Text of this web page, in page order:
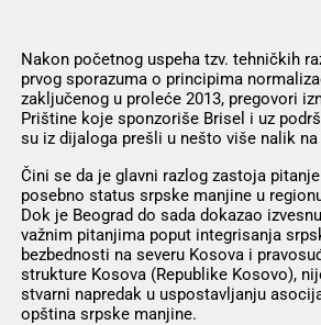
Nakon početnog uspeha tzv. tehničkih
prvog sporazuma o principima
zaključenog u proleće 2013, pregovori
Prištine koje sponzoriše Brisel i uz
su iz dijaloga prešli u nešto više nalik
Čini se da je glavni razlog zastoja
posebno status srpske manjine u
Dok je Beograd do sada dokazao
važnim pitanjima poput integrisanja
bezbednosti na severu Kosova i
strukture Kosova (Republike Kosovo),
stvarni napredak u uspostavljanju
opština srpske manjine.